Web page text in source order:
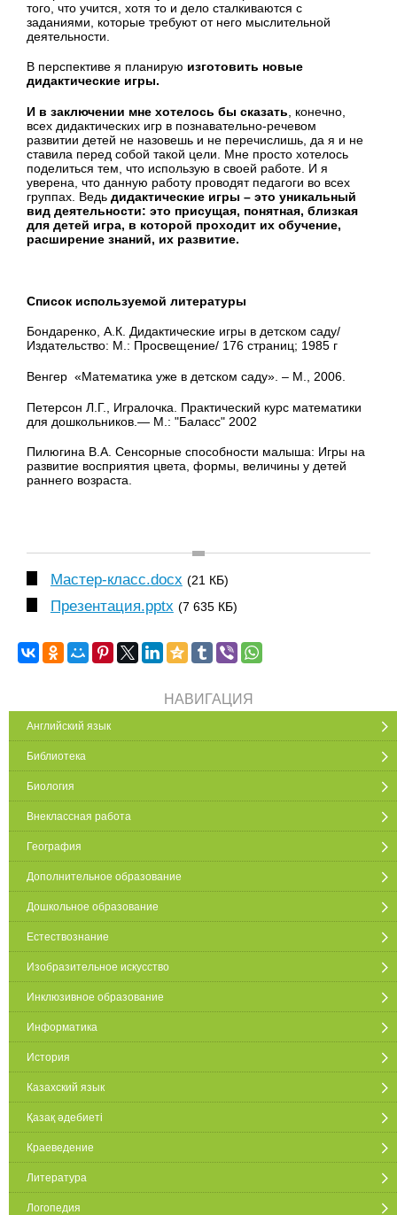
того, что учится, хотя то и дело сталкиваются с
заданиями, которые требуют от него мыслительной
деятельности.
В перспективе я планирую изготовить новые
дидактические игры.
И в заключении мне хотелось бы сказать , конечно,
всех дидактических игр в познавательно-речевом
развитии детей не назовешь и не перечислишь, да я и не
ставила перед собой такой цели. Мне просто хотелось
поделиться тем, что использую в своей работе. И я
уверена, что данную работу проводят педагоги во всех
группах. Ведь дидактические игры – это уникальный
вид деятельности: это присущая, понятная, близкая
для детей игра, в которой проходит их обучение,
расширение знаний, их развитие.
Список используемой литературы
Бондаренко, А.К. Дидактические игры в детском саду/
Издательство: М.: Просвещение/ 176 страниц; 1985 г
Венгер «Математика уже в детском саду». – М., 2006.
Петерсон Л.Г., Игралочка. Практический курс математики
для дошкольников.— М.: "Баласс" 2002
Пилюгина В.А. Сенсорные способности малыша: Игры на
развитие восприятия цвета, формы, величины у детей
раннего возраста.
Мастер-класс.docx (21 КБ)
Презентация.pptx (7 635 КБ)
НАВИГАЦИЯ
Английский язык
Библиотека
Биология
Внеклассная работа
География
Дополнительное образование
Дошкольное образование
Естествознание
Изобразительное искусство
Инклюзивное образование
Информатика
История
Казахский язык
Қазақ әдебиеті
Краеведение
Литература
Логопедия